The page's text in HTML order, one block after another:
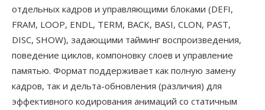
отдельных кадров и управляющими блоками (DEFI,
FRAM, LOOP, ENDL, TERM, BACK, BASI, CLON, PAST,
DISC, SHOW), задающими тайминг воспроизведения,
поведение циклов, компоновку слоев и управление
памятью. Формат поддерживает как полную замену
кадров, так и дельта-обновления (различия) для
эффективного кодирования анимаций со статичным